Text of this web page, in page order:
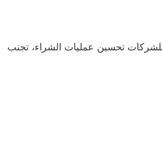
للشركات تحسين عمليات الشراء، تجنب